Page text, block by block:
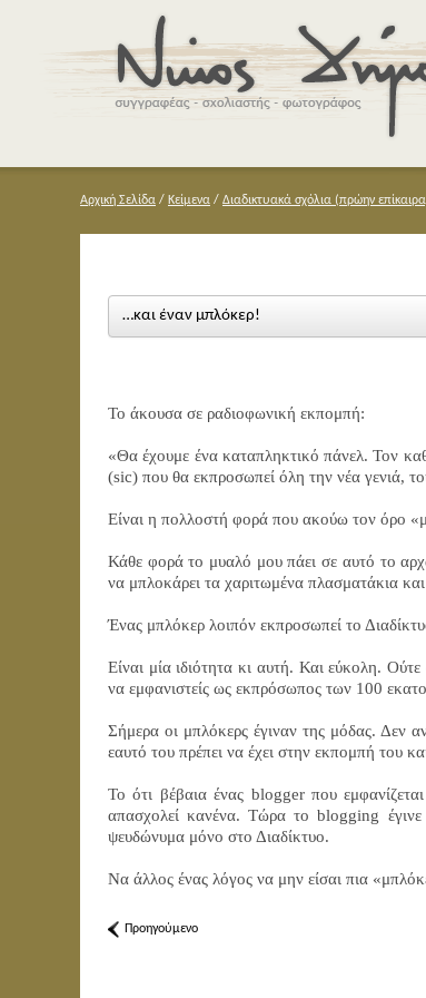
Αρχική Σελίδα / Κείμενα / Διαδικτυακά σχόλια (πρώην
…και έναν μπλόκερ!
Το άκουσα σε ραδιοφωνική εκπομπή:
«Θα έχουμε ένα καταπληκτικό πάνελ. Τον
(sic) που θα εκπροσωπεί όλη την νέα γενιά,
Είναι η πολλοστή φορά που ακούω τον όρο
Κάθε φορά το μυαλό μου πάει σε αυτό το
να μπλοκάρει τα χαριτωμένα πλασματάκια
Ένας μπλόκερ λοιπόν εκπροσωπεί το
Είναι μία ιδιότητα κι αυτή. Και εύκολη.
να εμφανιστείς ως εκπρόσωπος των 100
Σήμερα οι μπλόκερς έγιναν της μόδας. Δεν
εαυτό του πρέπει να έχει στην εκπομπή του
Το ότι βέβαια ένας blogger που
απασχολεί κανένα. Τώρα το blogging έγινε
ψευδώνυμα μόνο στο Διαδίκτυο.
Να άλλος ένας λόγος να μην είσαι πια
Προηγούμενο